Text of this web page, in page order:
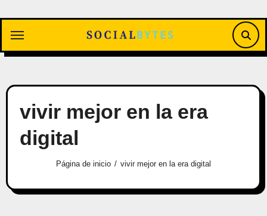
contenido
vivir mejor en la era
digital
Página de inicio vivir mejor en la era digital